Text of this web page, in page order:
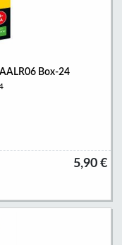
Box-24
5,90 €